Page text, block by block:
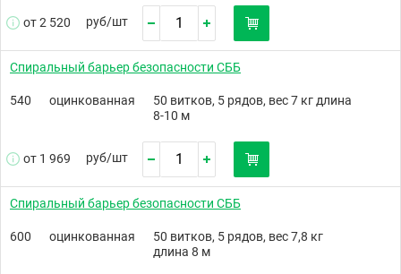
от 2 520 руб/шт
Спиральный барьер безопасности СББ
540 оцинкованная
50 витков, 5 рядов, вес 7 кг длина
8-10 м
от 1 969 руб/шт
Спиральный барьер безопасности СББ
600 оцинкованная
50 витков, 5 рядов, вес 7,8 кг
длина 8 м